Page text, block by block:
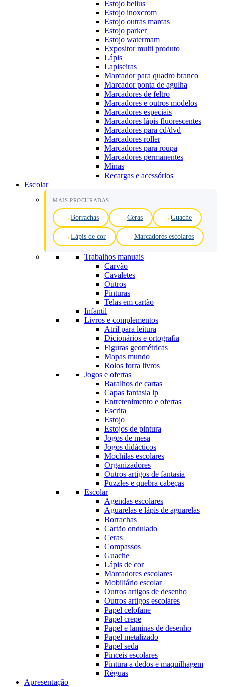
Estojo belius
Estojo inoxcrom
Estojo outras marcas
Estojo parker
Estojo watermam
Expositor multi produto
Lápis
Lapiseiras
Marcador para quadro branco
Marcador ponta de agulha
Marcadores de feltro
Marcadores e outros modelos
Marcadores especiais
Marcadores lápis fluorescentes
Marcadores para cd/dvd
Marcadores roller
Marcadores para roupa
Marcadores permanentes
Minas
Recargas e acessórios
Escolar
MAIS PROCURADAS
Borrachas Ceras Guache
Lápis de cor Marcadores escolares
Trabalhos manuais
Carvão
Cavaletes
Outros
Pinturas
Telas em cartão
Infantil
Livros e complementos
Atril para leitura
Dicionários e ortografia
Figuras geométricas
Mapas mundo
Rolos forra livros
Jogos e ofertas
Baralhos de cartas
Capas fantasia lp
Entretenimento e ofertas
Escrita
Estojo
Estojos de pintura
Jogos de mesa
Jogos didácticos
Mochilas escolares
Organizadores
Outros artigos de fantasia
Puzzles e quebra cabeças
Escolar
Agendas escolares
Aguarelas e lápis de aguarelas
Borrachas
Cartão ondulado
Ceras
Compassos
Guache
Lápis de cor
Marcadores escolares
Mobiliário escolar
Outros artigos de desenho
Outros artigos escolares
Papel celofane
Papel crepe
Papel e laminas de desenho
Papel metalizado
Papel seda
Pinceis escolares
Pintura a dedos e maquilhagem
Réguas
Apresentação